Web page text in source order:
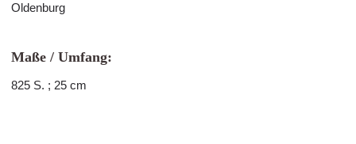
Oldenburg
Maße / Umfang:
825 S. ; 25 cm